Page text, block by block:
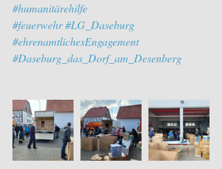
#humanitärehilfe
#feuerwehr#LG_Daseburg
#ehrenamtlichesEngagement
#Daseburg_das_Dorf_am_Desenberg